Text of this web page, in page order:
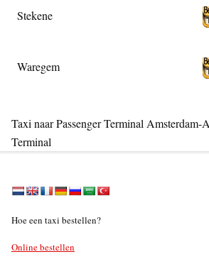
Stekene
Waregem
Taxi naar Passenger Terminal Amsterdam-
Terminal
Hoe een taxi bestellen?
Online bestellen